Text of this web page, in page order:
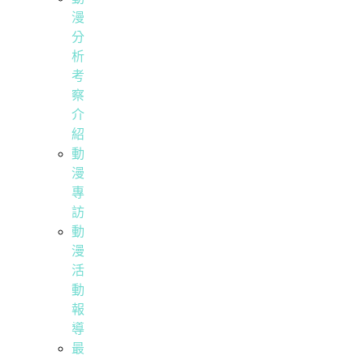
漫
分
析
考
察
介
紹
動
漫
專
訪
動
漫
活
動
報
導
最